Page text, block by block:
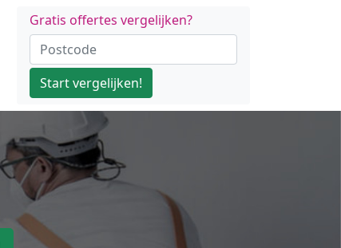
Gratis offertes vergelijken?
Start vergelijken!